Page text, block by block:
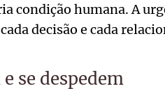
condição humana. A
decisão e cada
se despedem